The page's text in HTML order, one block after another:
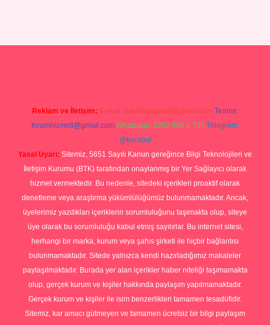
Reklam ve İletişim: E-mail: backlinkpaneli@gmail.com Teams:
forumhizmeti@gmail.com Whatsapp: 0262 606 0 726 Telegram:
@karabul
Yasal Uyarı: Sitemiz, 5651 Sayılı Kanun gereğince Bilgi Teknolojileri ve
İletişim Kurumu (BTK) tarafından onaylanmış bir Yer Sağlayıcı olarak
hizmet vermektedir. Bu nedenle, sitedeki içerikleri proaktif olarak
denetleme veya araştırma yükümlülüğümüz bulunmamaktadır. Ancak,
üyelerimiz yazdıkları içeriklerin sorumluluğunu taşımakta olup, siteye
üye olarak bu sorumluluğu kabul etmiş sayılırlar. Bu internet sitesi,
herhangi bir marka, kurum veya şahıs şirketi ile hiçbir bağlantısı
bulunmamaktadır. Sitede yalnızca kendi hazırladığımız makaleler
paylaşılmaktadır. Burada yer alan içerikler haber niteliği taşımamakta
olup, gerçek kurum ve kişiler hakkında paylaşım yapılmamaktadır.
Gerçek kurum ve kişiler ile isim benzerlikleri tamamen tesadüfidir.
Sitemiz, kar amacı gütmeyen ve tamamen ücretsiz bir bilgi paylaşım